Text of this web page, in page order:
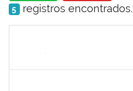
5 registros encontrados.
Processo